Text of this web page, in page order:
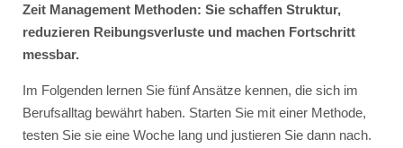
Zeit Management Methoden: Sie schaffen Struktur,
reduzieren Reibungsverluste und machen Fortschritt
messbar.
Im Folgenden lernen Sie fünf Ansätze kennen, die sich im
Berufsalltag bewährt haben. Starten Sie mit einer Methode,
testen Sie sie eine Woche lang und justieren Sie dann nach.